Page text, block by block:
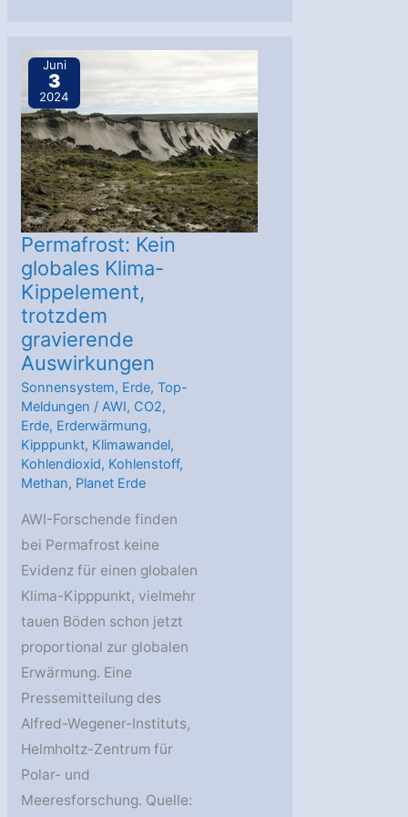
um
sehr
massearme
Sterne
sind
anders
Juni
3
2024
Permafrost: Kein
globales Klima-
Kippelement,
trotzdem
gravierende
Auswirkungen
Sonnensystem, Erde,Top-
Meldungen /AWI, CO2,
Erde, Erderwärmung,
Kipppunkt, Klimawandel,
Kohlendioxid, Kohlenstoff,
Methan, Planet Erde
AWI-Forschende finden
bei Permafrost keine
Evidenz für einen globalen
Klima-Kipppunkt, vielmehr
tauen Böden schon jetzt
proportional zur globalen
Erwärmung. Eine
Pressemitteilung des
Alfred-Wegener-Instituts,
Helmholtz-Zentrum für
Polar- und
Meeresforschung. Quelle: